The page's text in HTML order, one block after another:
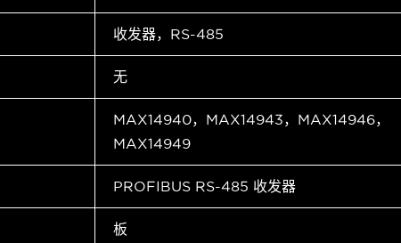
收发器，RS-485
无
MAX14940，MAX14943，MAX14946，
MAX14949
PROFIBUS RS-485 收发器
板